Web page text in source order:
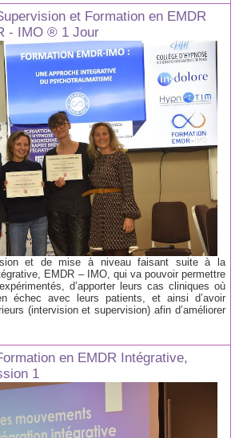
et Formation en EMDR
- IMO ® 1 Jour
et de mise à niveau faisant suite à la
EMDR – IMO, qui va pouvoir permettre
d’apporter leurs cas cliniques où
échec avec leurs patients, et ainsi d’avoir
(intervision et supervision) afin d’améliorer
en EMDR Intégrative,
1